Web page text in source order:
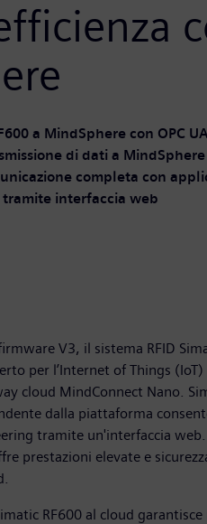
a MindSphere con OPC UA
di dati a MindSphere
completa con
interfaccia web
V3, il sistema RFID
per l’Internet of Things
cloud MindConnect Nano.
dalla piattaforma
tramite un'interfaccia
prestazioni elevate e
RF600 al cloud